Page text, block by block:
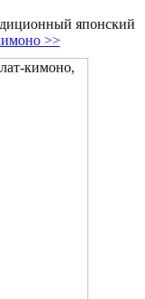
японский
>>